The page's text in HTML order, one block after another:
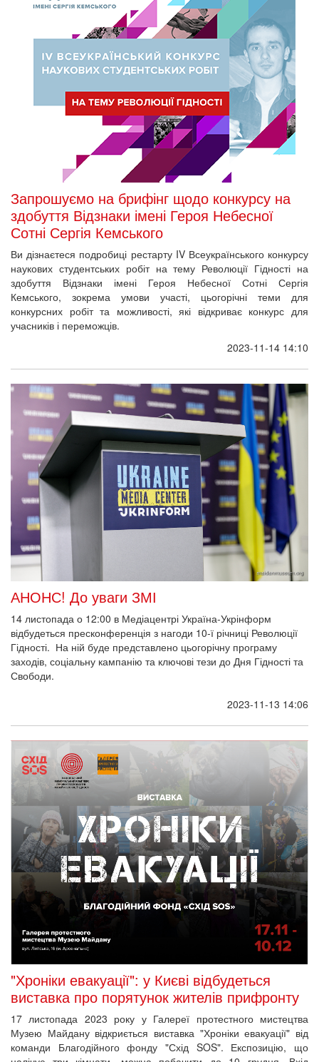
Запрошуємо на брифінг щодо конкурсу на
здобуття Відзнаки імені Героя Небесної
Сотні Сергія Кемського
Ви дізнаєтеся подробиці рестарту IV Всеукраїнського конкурсу
наукових студентських робіт на тему Революції Гідності на
здобуття Відзнаки імені Героя Небесної Сотні Сергія
Кемського, зокрема умови участі, цьогорічні теми для
конкурсних робіт та можливості, які відкриває конкурс для
учасників і переможців.
2023-11-14 14:10
АНОНС! До уваги ЗМІ
14 листопада о 12:00 в Медіацентрі Україна-Укрінформ
відбудеться пресконференція з нагоди 10-ї річниці Революції
Гідності. На ній буде представлено цьогорічну програму
заходів, соціальну кампанію та ключові тези до Дня Гідності та
Свободи.
2023-11-13 14:06
"Хроніки евакуації": у Києві відбудеться
виставка про порятунок жителів прифронту
17 листопада 2023 року у Галереї протестного мистецтва
Музею Майдану відкриється виставка "Хроніки евакуації" від
команди Благодійного фонду "Схід SOS". Експозицію, що